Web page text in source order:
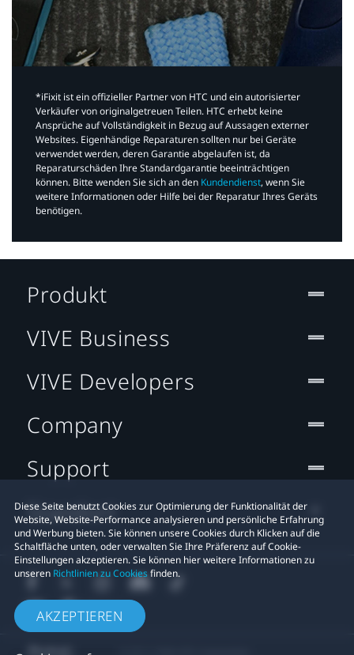
*iFixit ist ein offizieller Partner von HTC und ein autorisierter
Verkäufer von originalgetreuen Teilen. HTC erhebt keine
Ansprüche auf Vollständigkeit in Bezug auf Aussagen externer
Websites. Eigenhändige Reparaturen sollten nur bei Geräte
verwendet werden, deren Garantie abgelaufen ist, da
Reparaturschäden Ihre Standardgarantie beeinträchtigen
können. Bitte wenden Sie sich an den Kundendienst, wenn Sie
weitere Informationen oder Hilfe bei der Reparatur Ihres Geräts
benötigen.​
Diese Seite benutzt Cookies zur Optimierung der Funktionalität der
Website, Website-Performance analysieren und persönliche Erfahrung
und Werbung bieten. Sie können unsere Cookies durch Klicken auf die
Schaltfläche unten, oder verwalten Sie Ihre Präferenz auf Cookie-
Einstellungen akzeptieren. Sie können hier weitere Informationen zu
unseren Richtlinien zu Cookiesfinden.
AKZEPTIEREN
Produkt
VIVE Business
VIVE Developers
Company
Support
Standort